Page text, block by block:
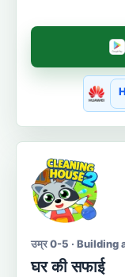
उम्र 0-5 · Building
घर की सफाई